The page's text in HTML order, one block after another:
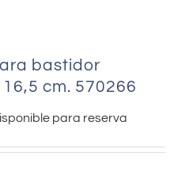
bastidor
cm. 570266
para reserva